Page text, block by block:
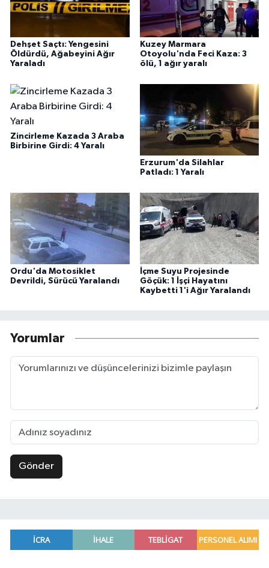
Dehşet Saçtı: Yengesini
Öldürdü, Ağabeyini Ağır
Yaraladı
Kuzey Marmara
Otoyolu'nda Feci Kaza: 3
ölü, 1 ağır yaralı
Zincirleme Kazada 3 Araba
Birbirine Girdi: 4 Yaralı
Erzurum'da Silahlar
Patladı: 1 Yaralı
Ordu'da Motosiklet
Devrildi, Sürücü Yaralandı
İçme Suyu Projesinde
Göçük: 1 İşçi Hayatını
Kaybetti 1'i Ağır Yaralandı
Yorumlar
Gönder